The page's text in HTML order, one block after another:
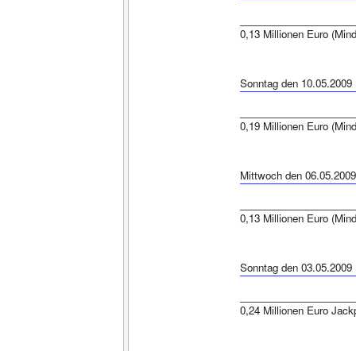
0,13 Millionen Euro
Sonntag den 10.05.2009
0,19 Millionen Euro
Mittwoch den 06.05.2009
0,13 Millionen Euro
Sonntag den 03.05.2009
0,24 Millionen Euro